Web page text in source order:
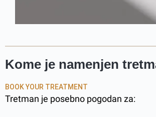
Kome je namenjen
BOOK YOUR TREATMENT
Tretman je posebno pogodan za: